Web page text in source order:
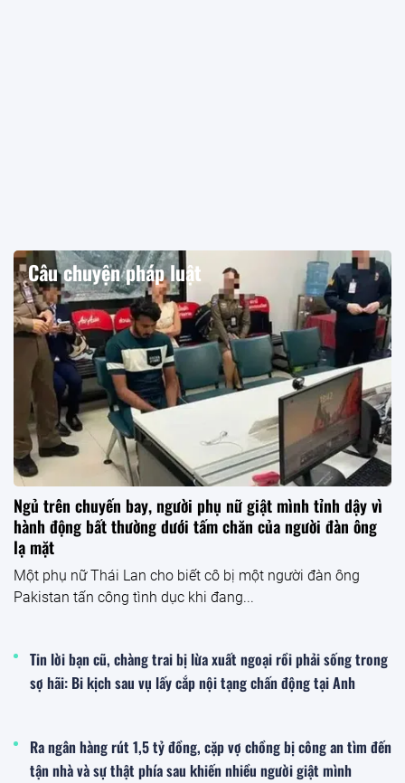
Câu chuyện pháp luật
Ngủ trên chuyến bay, người phụ nữ giật mình tỉnh dậy vì
hành động bất thường dưới tấm chăn của người đàn ông
lạ mặt
Một phụ nữ Thái Lan cho biết cô bị một người đàn ông
Pakistan tấn công tình dục khi đang...
Tin lời bạn cũ, chàng trai bị lừa xuất ngoại rồi phải sống trong
sợ hãi: Bi kịch sau vụ lấy cắp nội tạng chấn động tại Anh
Ra ngân hàng rút 1,5 tỷ đồng, cặp vợ chồng bị công an tìm đến
tận nhà và sự thật phía sau khiến nhiều người giật mình